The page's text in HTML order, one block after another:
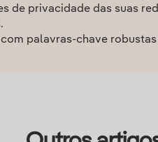
de privacidade das suas
palavras-chave